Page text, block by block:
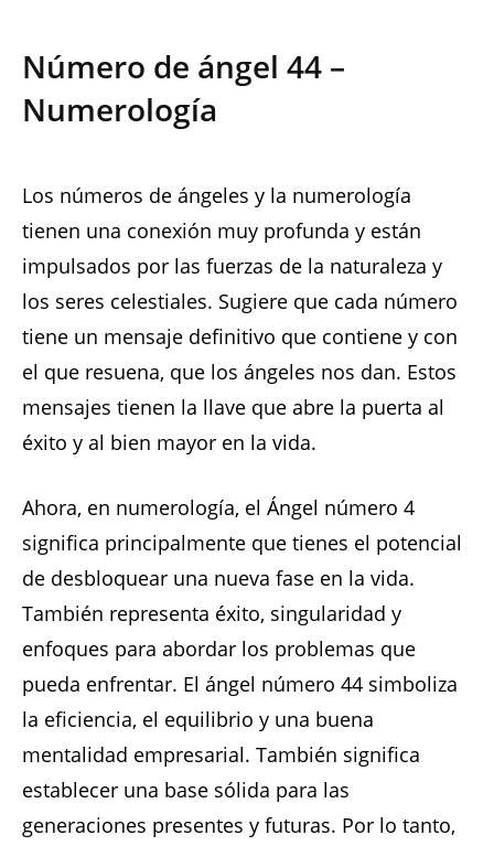
Número de ángel 44 –
Numerología
Los números de ángeles y la numerología
tienen una conexión muy profunda y están
impulsados ​​por las fuerzas de la naturaleza y
los seres celestiales. Sugiere que cada número
tiene un mensaje definitivo que contiene y con
el que resuena, que los ángeles nos dan. Estos
mensajes tienen la llave que abre la puerta al
éxito y al bien mayor en la vida.
Ahora, en numerología, el Ángel número 4
significa principalmente que tienes el potencial
de desbloquear una nueva fase en la vida.
También representa éxito, singularidad y
enfoques para abordar los problemas que
pueda enfrentar. El ángel número 44 simboliza
la eficiencia, el equilibrio y una buena
mentalidad empresarial. También significa
establecer una base sólida para las
generaciones presentes y futuras. Por lo tanto,